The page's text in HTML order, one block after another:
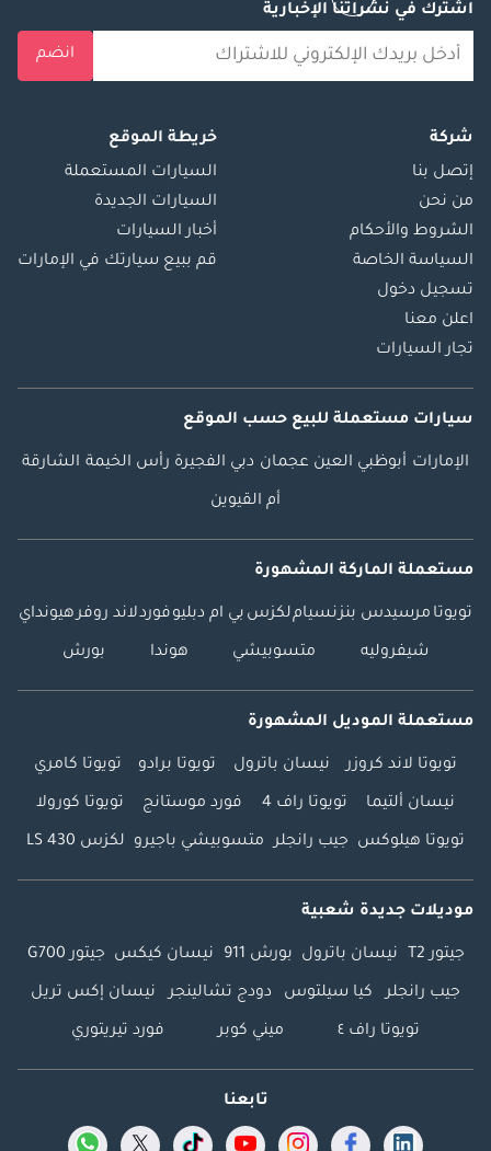
اشترك في نشراتنا الإخبارية
انضم
شركة
إتصل بنا
من نحن
الشروط والأحكام
السياسة الخاصة
تسجيل دخول
اعلن معنا
تجار السيارات
خريطة الموقع
السيارات المستعملة
السيارات الجديدة
أخبار السيارات
قم ببيع سيارتك في الإمارات
سيارات مستعملة للبيع حسب الموقع
الإمارات أبوظبي العين عجمان دبي الفجيرة رأس الخيمة الشارقة
أم القيوين
مستعملة الماركة المشهورة
تويوتا مرسيدس بنزنسياملكزس بي ام دبليوفوردلاند روفرهيونداي
شيفروليه متسوبيشي هوندا بورش
مستعملة الموديل المشهورة
تويوتا لاند كروزر نيسان باترول تويوتا برادو تويوتا كامري
نيسان ألتيما تويوتا راف 4 فورد موستانج تويوتا كورولا
تويوتا هيلوكس جيب رانجلر متسوبيشي باجيرو لكزس LS 430
موديلات جديدة شعبية
جيتور T2 نيسان باترول بورش 911 نيسان كيكس جيتور G700
جيب رانجلر كيا سيلتوس دودج تشالينجر نيسان إكس تريل
تويوتا راف ٤ ميني كوبر فورد تيريتوري
تابعنا